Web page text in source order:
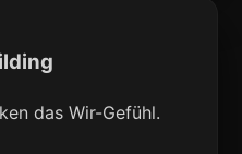
das Wir-Gefühl.